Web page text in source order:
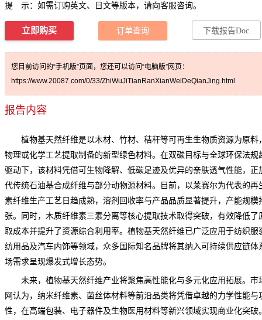
提 示：如需订购英文、日文等版本，请向客服咨询。
立即购买 订单查询 下载报告Doc
您目前访问的“手机版”页面，您还可以访问“电脑版”网页：
https://www.20087.com/0/33/ZhiWuJiTianRanXianWeiDeQianJing.html
报告内容
植物基天然纤维是以木材、竹材、秸秆等可再生生物质资源为原料
物理或化学工艺提取制备的新型绿色材料。在双碳目标与全球环保法规
驱动下，该材料凭借可生物降解、低碳足迹及优异的亲肤透气性能，正
代传统石油基合成纤维与部分动物源材料。目前，以莱赛尔为代表的再
素纤维生产工艺日趋成熟，溶剂回收率与产品品质显著提升，产能规模
张。同时，木质纤维素三素分离等核心提取技术取得突破，有效降低了
取成本并提升了资源综合利用率。 植物基天然纤维已广泛应用于纺织服
纺用品及汽车内饰等领域，众多国际知名品牌将其纳入可持续供应链体
场需求呈现爆发式增长态势。
未来，植物基天然纤维产业将聚焦高性能化与多元化应用拓展。 市
网认为，纳米纤维素、菌丝体材料等前沿品类将凭借卓越的力学性能与
性，在高端包装、电子器件及生物医用材料等新兴领域实现商业化突破